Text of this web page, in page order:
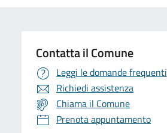
Contatta il Comune
Leggi le domande frequenti
Richiedi assistenza
Chiama il Comune
Prenota appuntamento